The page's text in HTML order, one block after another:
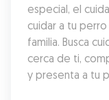
especial, el
cuidar a tu
familia. Busca
cerca de ti,
y presenta a tu